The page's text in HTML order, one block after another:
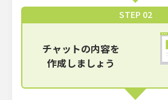
STEP 02
チャットの内容を
作成しましょう